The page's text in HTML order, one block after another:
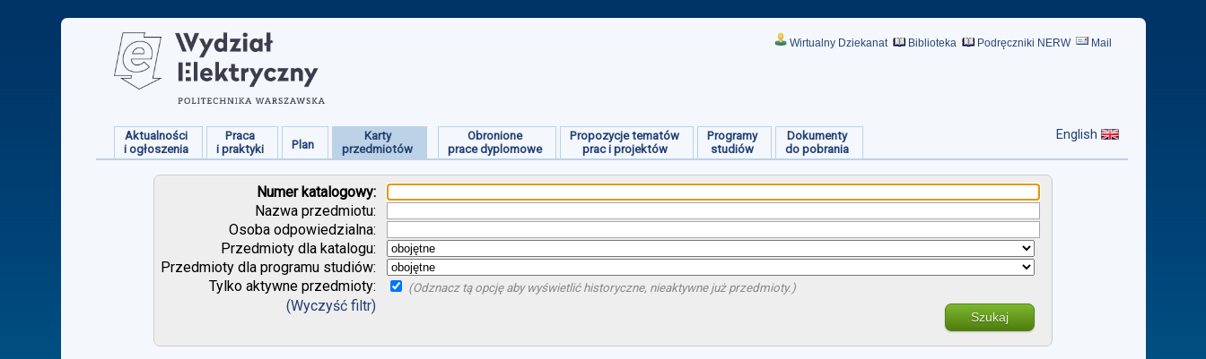
Wirtualny Dziekanat Biblioteka Podręczniki NERW Mail
Aktualności
i ogłoszenia
Praca
i praktyki
Plan
Karty
przedmiotów
Obronione
prace dyplomowe
Propozycje tematów
prac i projektów
Programy
studiów
Dokumenty
do pobrania
English
Numer katalogowy:
Nazwa przedmiotu:
Osoba odpowiedzialna:
Przedmioty dla katalogu:
Przedmioty dla programu studiów:
Tylko aktywne przedmioty:
(Odznacz tą opcję aby wyświetlić historyczne, nieaktywne już przedmioty.)
(Wyczyść filtr)
Szukaj